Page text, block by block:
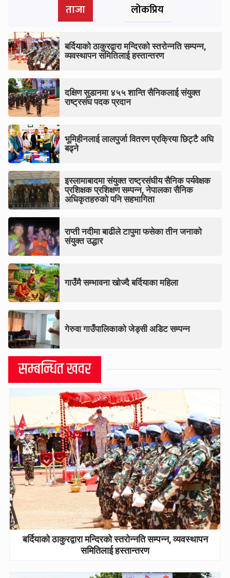
ताजा लोकप्रिय
बर्दियाको ठाकुरद्वारा मन्दिरको स्तरोन्नति सम्पन्न,
व्यवस्थापन समितिलाई हस्तान्तरण
दक्षिण सुडानमा ४५५ शान्ति सैनिकलाई संयुक्त
राष्ट्रसंघ पदक प्रदान
भूमिहीनलाई लालपुर्जा वितरण प्रक्रिया छिट्टै अघि
बढ्ने
इस्लामाबादमा संयुक्त राष्ट्रसंघीय सैनिक पर्यवेक्षक
प्रशिक्षक प्रशिक्षण सम्पन्न, नेपालका सैनिक
अधिकृतहरुको पनि सहभागिता
राप्ती नदीमा बाढीले टापुमा फसेका तीन जनाको
संयुक्त उद्धार
गाउँमै सम्भावना खोज्दै बर्दियाका महिला
गेरुवा गाउँपालिकाको जेड्सी अडिट सम्पन्न
सम्बन्धित खवर
बर्दियाको ठाकुरद्वारा मन्दिरको स्तरोन्नति सम्पन्न, व्यवस्थापन
समितिलाई हस्तान्तरण